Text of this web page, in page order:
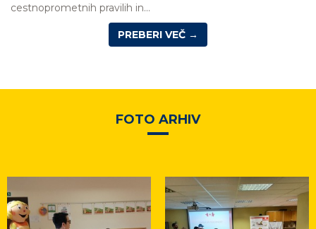
cestnoprometnih pravilih in...
PREBERI VEČ →
FOTO ARHIV